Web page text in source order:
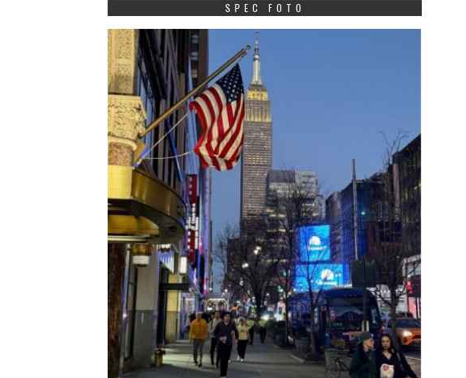
SPEC FOTO